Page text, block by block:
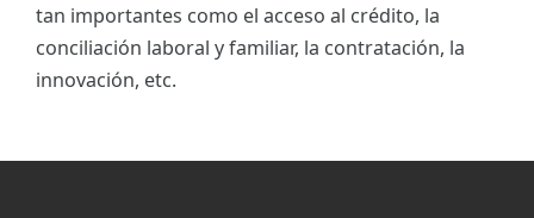
tan importantes como el acceso al crédito, la
conciliación laboral y familiar, la contratación, la
innovación, etc.